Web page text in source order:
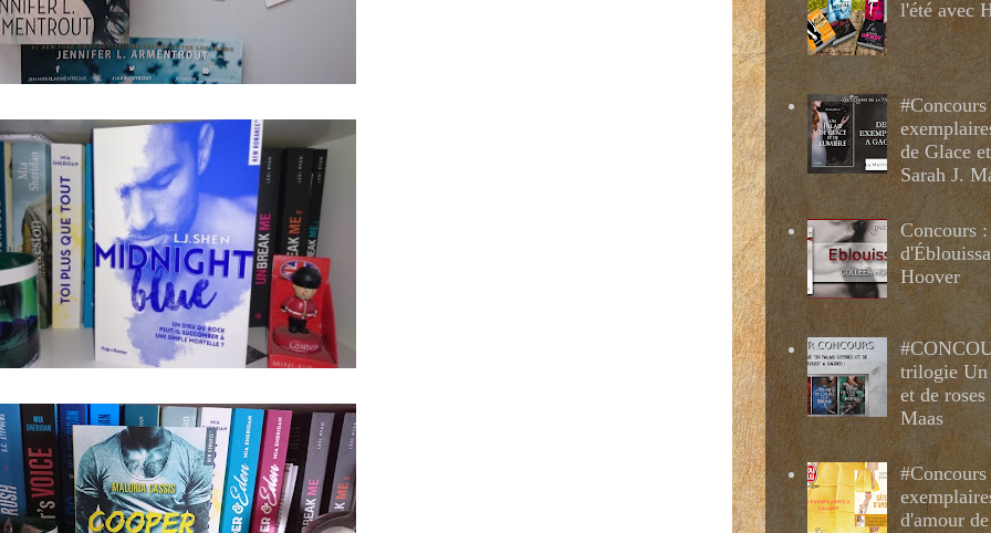
l'été avec
de Glace
Sarah J.
Concours
Hoover
trilogie Un
et de
Maas
d'amour